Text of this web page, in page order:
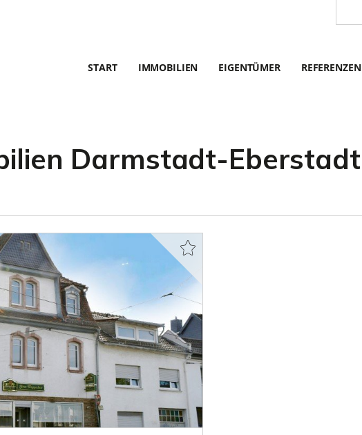
START IMMOBILIEN EIGENTÜMER REFERENZEN
Darmstadt-Eberstadt